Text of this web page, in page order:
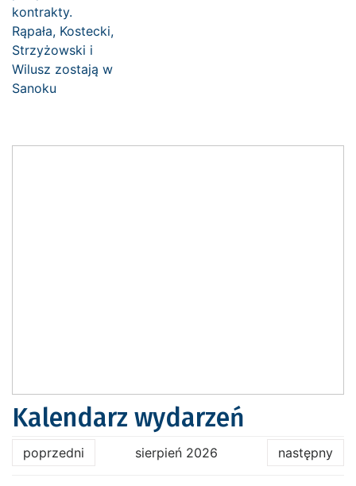
Kalendarz wydarzeń
poprzedni sierpień 2026 następny